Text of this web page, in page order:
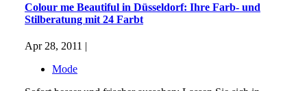
Colour me Beautiful in Düsseldorf: Ihre Farb- und
Stilberatung mit 24 Farbt
Apr 28, 2011 |
Mode